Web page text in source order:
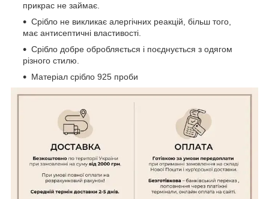
прикрас не займає.
Срібло не викликає алергічних реакцій, більш того,
має антисептичні властивості.
Срібло добре обробляється і поєднується з одягом
різного стилю.
Матеріал срібло 925 проби